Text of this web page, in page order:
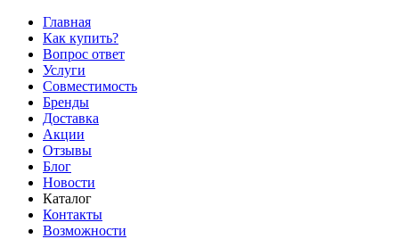
Главная
Как купить?
Вопрос ответ
Услуги
Совместимость
Бренды
Доставка
Акции
Отзывы
Блог
Новости
Каталог
Контакты
Возможности